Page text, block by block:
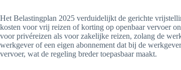
Het Belastingplan 2025 verduidelijkt de gerichte
kosten voor vrij reizen of korting op openbaar vervoer
voor privéreizen als voor zakelijke reizen, zolang de
werkgever of een eigen abonnement dat bij de
vervoer, wat de regeling breder toepasbaar maakt.